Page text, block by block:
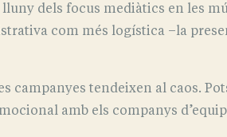
dels focus mediàtics en les
com més logística –la
campanyes tendeixen al caos.
amb els companys